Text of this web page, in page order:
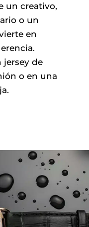
un creativo,
o un
en
jersey de
o en una